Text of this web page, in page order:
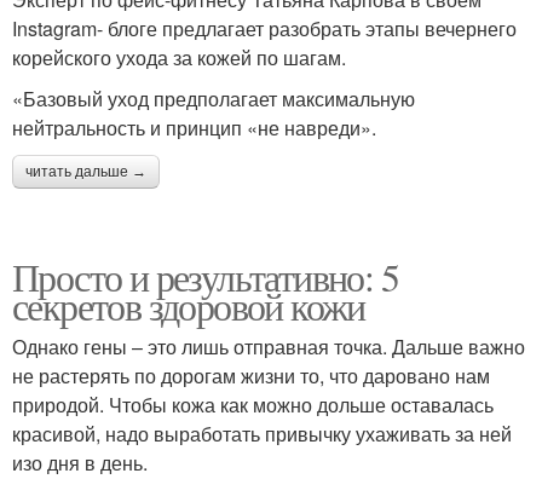
Instagram- блоге предлагает разобрать этапы вечернего
корейского ухода за кожей по шагам.
«Базовый уход предполагает максимальную
нейтральность и принцип «не навреди».
читать дальше →
Просто и результативно: 5
секретов здоровой кожи
Однако гены – это лишь отправная точка. Дальше важно
не растерять по дорогам жизни то, что даровано нам
природой. Чтобы кожа как можно дольше оставалась
красивой, надо выработать привычку ухаживать за ней
изо дня в день.